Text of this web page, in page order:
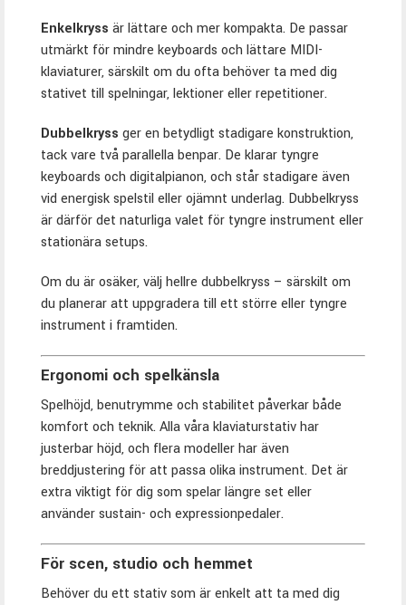
Enkelkryss är lättare och mer kompakta. De passar
utmärkt för mindre keyboards och lättare MIDI-
klaviaturer, särskilt om du ofta behöver ta med dig
stativet till spelningar, lektioner eller repetitioner.
Dubbelkryss ger en betydligt stadigare konstruktion,
tack vare två parallella benpar. De klarar tyngre
keyboards och digitalpianon, och står stadigare även
vid energisk spelstil eller ojämnt underlag. Dubbelkryss
är därför det naturliga valet för tyngre instrument eller
stationära setups.
Om du är osäker, välj hellre dubbelkryss – särskilt om
du planerar att uppgradera till ett större eller tyngre
instrument i framtiden.
Ergonomi och spelkänsla
Spelhöjd, benutrymme och stabilitet påverkar både
komfort och teknik. Alla våra klaviaturstativ har
justerbar höjd, och flera modeller har även
breddjustering för att passa olika instrument. Det är
extra viktigt för dig som spelar längre set eller
använder sustain- och expressionpedaler.
För scen, studio och hemmet
Behöver du ett stativ som är enkelt att ta med dig